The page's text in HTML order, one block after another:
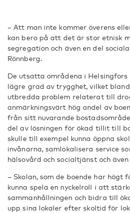
– Att man inte kommer överens
kan bero på att det är stor etnisk
segregation och även en del
Rönnberg.
De utsatta områdena i Helsingfors
lägre grad av trygghet, vilket
utbredda problem relaterat till
anmärkningsvärt hög andel av
från sitt nuvarande
del av lösningen för ökad tillit till
skulle till exempel kunna öppna
invånarna, samlokalisera service
hälsovård och socialtjänst och
– Skolan, som de boende har högt
kunna spela en nyckelroll i att
sammanhållningen och bidra till
upp sina lokaler efter skoltid för